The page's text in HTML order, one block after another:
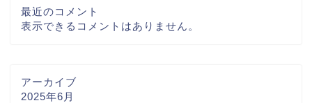
最近のコメント
表示できるコメントはありません。
アーカイブ
2025年6月